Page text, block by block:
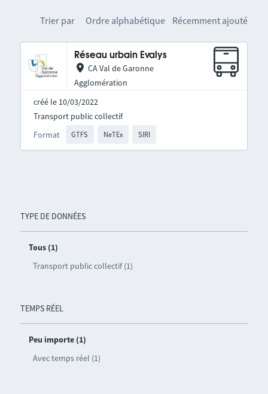
TYPE DE DONNÉES
Tous (1)
Transport public collectif (1)
TEMPS RÉEL
Peu importe (1)
Avec temps réel (1)
Trier par Ordre alphabétique Récemment ajouté
Réseau urbain Evalys
CA Val de Garonne
Agglomération
créé le 10/03/2022
Format GTFS NeTEx SIRI
Transport public collectif